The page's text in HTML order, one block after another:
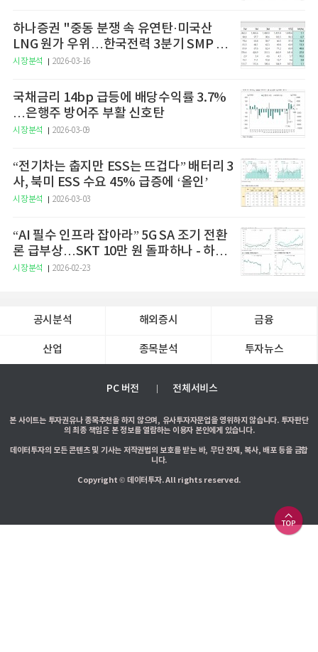
하나증권 "중동 분쟁 속 유연탄·미국산
LNG 원가 우위…한국전력 3분기 SMP 상
승 전망"
시장분석 2026-03-16
국채금리 14bp 급등에 배당수익률 3.7%
…은행주 방어주 부활 신호탄
시장분석 2026-03-09
“전기차는 춥지만 ESS는 뜨겁다” 배터리 3
사, 북미 ESS 수요 45% 급증에 ‘올인’
시장분석 2026-03-03
“AI 필수 인프라 잡아라” 5G SA 조기 전환
론 급부상…SKT 10만 원 돌파하나 - 하나
증권
시장분석 2026-02-23
공시분석 해외증시 금융
산업 종목분석 투자뉴스
PC 버전 전체서비스
본 사이트는 투자권유나 종목추천을 하지 않으며, 유사투자자문업을 영위하지 않습니다. 투자판단
의 최종 책임은 본 정보를 열람하는 이용자 본인에게 있습니다.
데이터투자의 모든 콘텐츠 및 기사는 저작권법의 보호를 받는 바, 무단 전재, 복사, 배포 등을 금합
니다.
Copyright © 데이터투자. All rights reserved.